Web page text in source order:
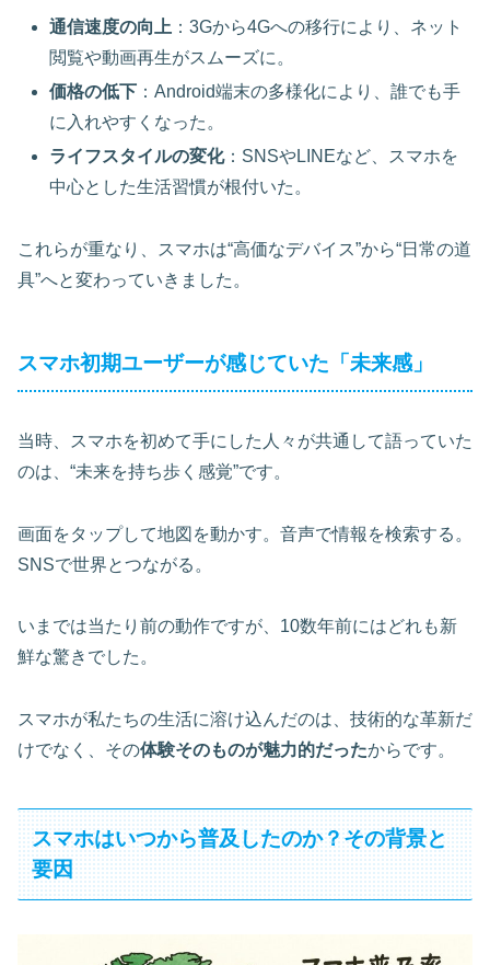
通信速度の向上 ：3Gから4Gへの移行により、ネット
閲覧や動画再生がスムーズに。
価格の低下 ：Android端末の多様化により、誰でも手
に入れやすくなった。
ライフスタイルの変化：SNSやLINEなど、スマホを
中心とした生活習慣が根付いた。
これらが重なり、スマホは“高価なデバイス”から“日常の道
具”へと変わっていきました。
スマホ初期ユーザーが感じていた「未来感」
当時、スマホを初めて手にした人々が共通して語っていた
のは、“未来を持ち歩く感覚”です。
画面をタップして地図を動かす。音声で情報を検索する。
SNSで世界とつながる。
いまでは当たり前の動作ですが、10数年前にはどれも新
鮮な驚きでした。
スマホが私たちの生活に溶け込んだのは、技術的な革新だ
けでなく、その体験そのものが魅力的だったからです。
スマホはいつから普及したのか？その背景と
要因